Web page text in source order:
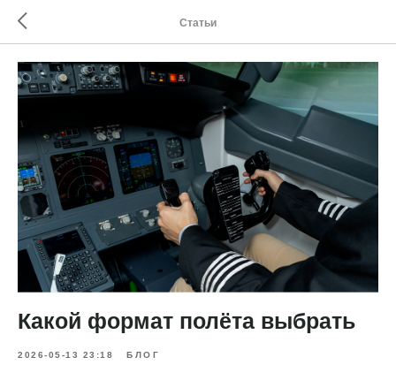
Статьи
Какой формат полёта выбрать
2026-05-13 23:18 БЛОГ